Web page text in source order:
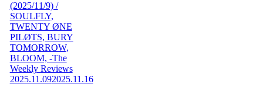
(2025/11/9) /
SOULFLY,
TWENTY ØNE
PILØTS, BURY
TOMORROW,
BLOOM, -The
Weekly Reviews
2025.11.092025.11.16